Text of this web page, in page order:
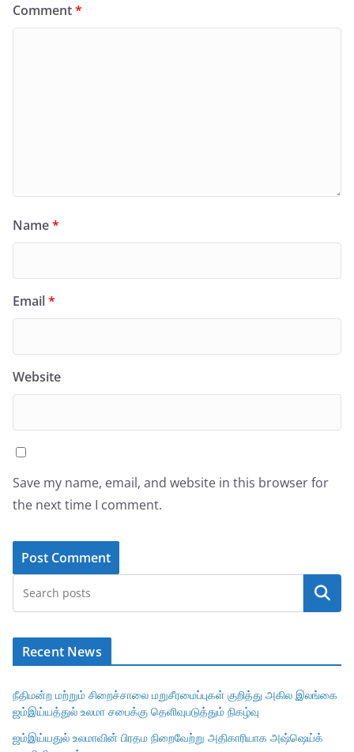
Comment*
Name*
Email*
Website
Save my name, email, and website in this browser for
the next time I comment.
Search
Recent News
நீதிமன்ற மற்றும் சிறைச்சாலை மறுசீரமைப்புகள் குறித்து அகில இலங்கை
ஜம்இய்யத்துல் உலமா சபைக்கு தெளிவுபடுத்தும் நிகழ்வு
ஜம்இய்யதுல் உலமாவின் பிரதம நிறைவேற்று அதிகாரியாக அஷ்ஷெய்க்